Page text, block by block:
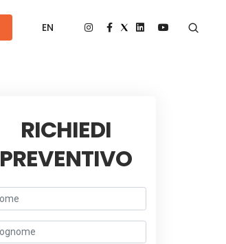
EN
RICHIEDI
PREVENTIVO